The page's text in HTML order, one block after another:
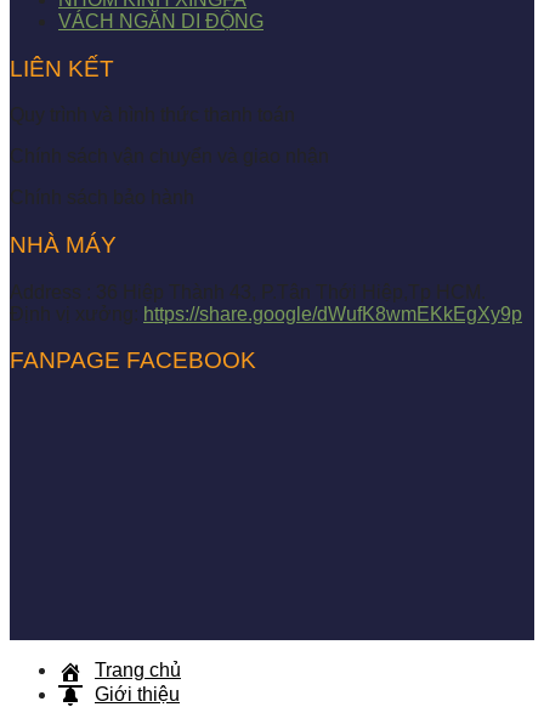
VÁCH NGĂN DI ĐỘNG
LIÊN KẾT
Quy trình và hình thức thanh toán
Chính sách vận chuyển và giao nhận
Chính sách bảo hành
NHÀ MÁY
Address : 36 Hiệp Thành 43, P.Tân Thới Hiệp,Tp HCM.
Định vị xưởng: https://share.google/dWufK8wmEKkEgXy9p
FANPAGE FACEBOOK
Trang chủ
Giới thiệu